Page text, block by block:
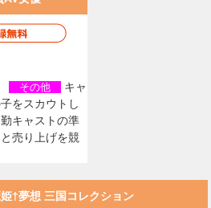
その他
キャ
をスカウトし
キャストの準
売り上げを競
†夢想 三国コレクション